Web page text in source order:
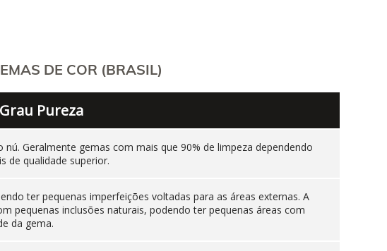
DE COR (BRASIL)
Pureza
Geralmente gemas com mais que 90% de limpeza dependendo
de qualidade superior.
ter pequenas imperfeições voltadas para as áreas externas. A
pequenas inclusões naturais, podendo ter pequenas áreas com
da gema.